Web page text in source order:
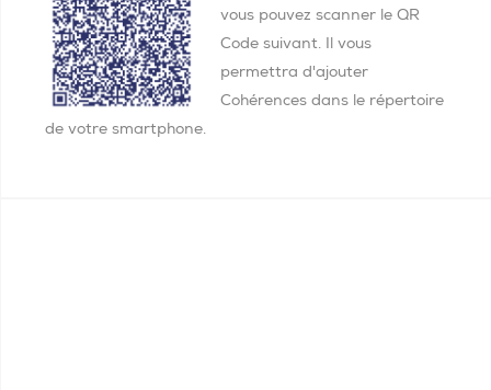
vous pouvez scanner le QR
Code suivant. Il vous
permettra d'ajouter
Cohérences dans le répertoire
de votre smartphone.